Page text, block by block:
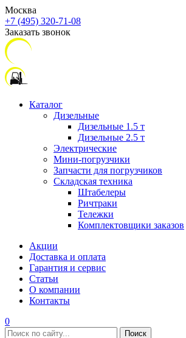
Москва
+7 (495) 320-71-08
Заказать звонок
Каталог
Дизельные
Дизельные 1.5 т
Дизельные 2.5 т
Электрические
Мини-погрузчики
Запчасти для погрузчиков
Складская техника
Штабелеры
Ричтраки
Тележки
Комплектовщики заказов
Акции
Доставка и оплата
Гарантия и сервис
Статьи
О компании
Контакты
0